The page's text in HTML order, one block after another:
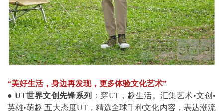
“美好生活，身边再发现，更多体验文化艺术”
● UT世界文创先锋系列
：穿UT，趣生活。汇集艺术•文创•
英雄•萌趣 五大态度UT，精选全球千种文化内容，表达潮流